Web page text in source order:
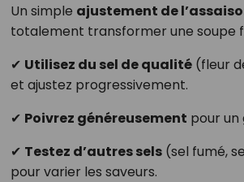
Un simple ajustement de
totalement transformer une soupe
✔ Utilisez du sel de qualité(fleur
et ajustez progressivement.
✔ Poivrez généreusement pour un
✔ Testez d’autres sels(sel fumé,
pour varier les saveurs.